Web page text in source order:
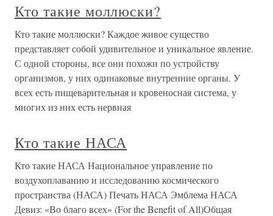
Кто такие моллюски?
Кто такие моллюски? Каждое живое существо
представляет собой удивительное и уникальное явление.
С одной стороны, все они похожи по устройству
организмов, у них одинаковые внутренние органы. У
всех есть пищеварительная и кровеносная система, у
многих из них есть нервная
Кто такие НАСА
Кто такие НАСА Национальное управление по
воздухоплаванию и исследованию космического
пространства (НАСА) Печать НАСА Эмблема НАСА
Девиз: «Во благо всех» (For the Benefit of All)Общая